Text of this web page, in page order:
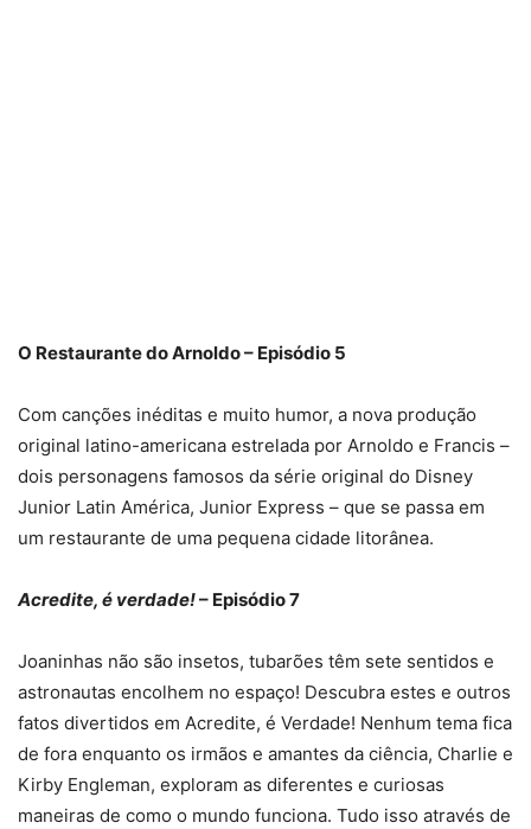
O Restaurante do Arnoldo – Episódio 5
Com canções inéditas e muito humor, a nova produção
original latino-americana estrelada por Arnoldo e Francis –
dois personagens famosos da série original do Disney
Junior Latin América, Junior Express – que se passa em
um restaurante de uma pequena cidade litorânea.
Acredite, é verdade!– Episódio 7
Joaninhas não são insetos, tubarões têm sete sentidos e
astronautas encolhem no espaço! Descubra estes e outros
fatos divertidos em Acredite, é Verdade! Nenhum tema fica
de fora enquanto os irmãos e amantes da ciência, Charlie e
Kirby Engleman, exploram as diferentes e curiosas
maneiras de como o mundo funciona. Tudo isso através de